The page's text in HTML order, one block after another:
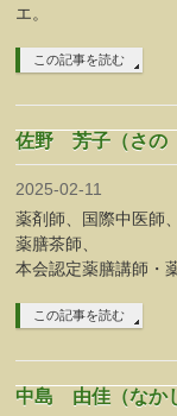
エ。
この記事を読む
佐野 芳子（さの
2025-02-11
薬剤師、国際中医師
薬膳茶師、
本会認定薬膳講師・
この記事を読む
中島 由佳（なか